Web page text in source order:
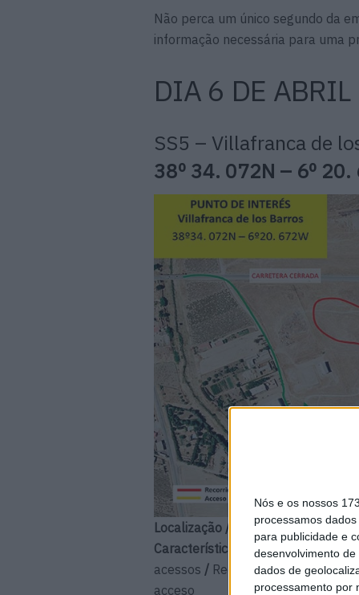
Nós e os nossos
processamos
para publicidade e
desenvolvimento de
dados de
processamento por
Não perca um único segundo da
informação necessária para uma
DIA 6 DE ABRIL
SS5 – Villafranca de
38º 34. 072N – 6º 20.
Localização / Ubicación:
Características:
Percurso artificial
acessos / Recorrido artificial con
acceso